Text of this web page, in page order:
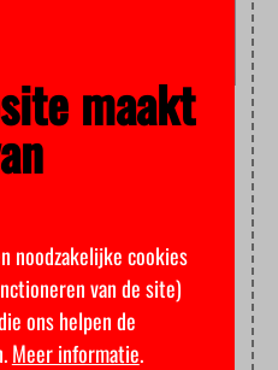
2019
kan
niet
voor de
meeste universiteiten daalde de
studenten naar de stembus.
maakt
noodzakelijke cookies
van de site)
ons helpen de
Meer informatie.